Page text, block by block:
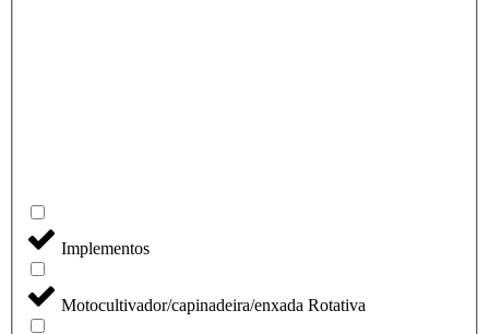
Implementos
Motocultivador/capinadeira/enxada Rotativa